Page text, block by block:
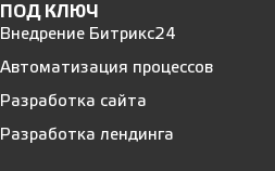
ПОД КЛЮЧ
Внедрение Битрикс24
Автоматизация процессов
Разработка сайта
Разработка лендинга